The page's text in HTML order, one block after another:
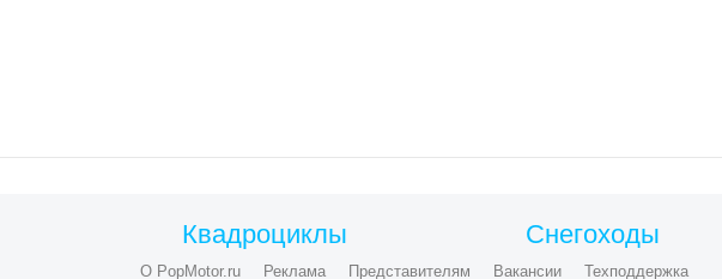
Квадроциклы Снегоходы
О PopMotor.ru Реклама Представителям Вакансии Техподдержка